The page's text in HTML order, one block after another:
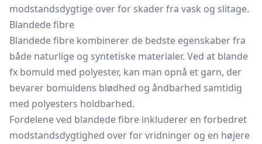
modstandsdygtige over for skader fra vask og slitage.
Blandede fibre
Blandede fibre kombinerer de bedste egenskaber fra
både naturlige og syntetiske materialer. Ved at blande
fx bomuld med polyester, kan man opnå et garn, der
bevarer bomuldens blødhed og åndbarhed samtidig
med polyesters holdbarhed.
Fordelene ved blandede fibre inkluderer en forbedret
modstandsdygtighed over for vridninger og en højere